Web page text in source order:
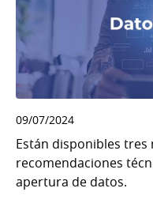
09/07/2024
Están disponibles
recomendaciones
apertura de datos.